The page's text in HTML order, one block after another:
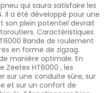
qui saura satisfaire les
Il a été développé pour une
son plein potentiel devrait
Caractéristiques
Bande de roulement
en forme de zigzag.
manière optimale. En
Zeetex HT6000 , les
sur une conduite sûre, sur
et sur un confort de